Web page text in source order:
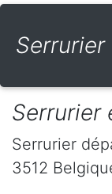
Serrurier
Serrurier
3512